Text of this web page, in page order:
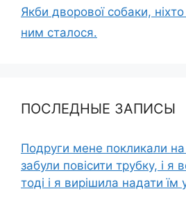
Якби дворової собаки,
ним сталося.
ПОСЛЕДНЫЕ ЗАПИСЫ
Подруги мене покликали на
забули повісити трубку, і я
тоді і я вирішила надати їм